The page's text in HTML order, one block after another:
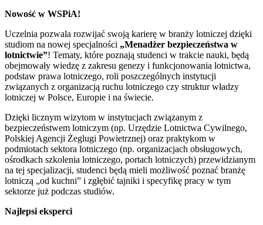
Nowość w WSPiA!
Uczelnia pozwala rozwijać swoją karierę w branży lotniczej dzięki
studiom na nowej specjalności „Menadżer bezpieczeństwa w
lotnictwie”! Tematy, które poznają studenci w trakcie nauki, będą
obejmowały wiedzę z zakresu genezy i funkcjonowania lotnictwa,
podstaw prawa lotniczego, roli poszczególnych instytucji
związanych z organizacją ruchu lotniczego czy struktur władzy
lotniczej w Polsce, Europie i na świecie.
Dzięki licznym wizytom w instytucjach związanym z
bezpieczeństwem lotniczym (np. Urzędzie Lotnictwa Cywilnego,
Polskiej Agencji Żeglugi Powietrznej) oraz praktykom w
podmiotach sektora lotniczego (np. organizacjach obsługowych,
ośrodkach szkolenia lotniczego, portach lotniczych) przewidzianym
na tej specjalizacji, studenci będą mieli możliwość poznać branżę
lotniczą „od kuchni” i zgłębić tajniki i specyfikę pracy w tym
sektorze już podczas studiów.
Najlepsi eksperci